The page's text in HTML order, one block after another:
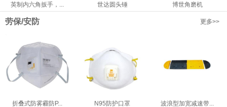
英制内六角扳手，... 世达圆头锤 博世角磨机
劳保/安防 更多>>
折叠式防雾霾防P... N95防护口罩 波浪型加宽减速带...